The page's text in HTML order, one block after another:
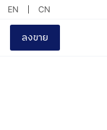
EN CN
ลงขาย